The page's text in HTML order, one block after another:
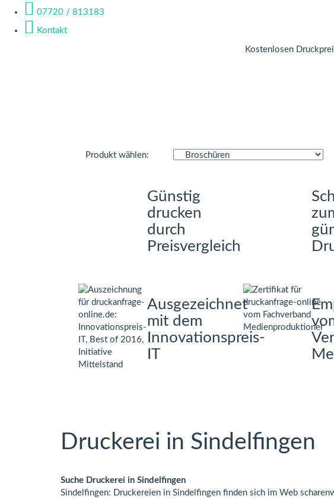
07720 / 813183
Kontakt
Kostenlosen
Produkt wählen:
Günstig
drucken
durch
Preisvergleich
Ausgezeichnet
mit dem
Innovationspreis-
IT
Druckerei in Sindelfingen
Suche Druckerei in Sindelfingen
Sindelfingen: Druckereien in Sindelfingen finden sich im Web